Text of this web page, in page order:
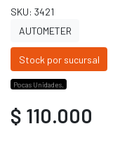
SKU: 3421
AUTOMETER
Stock por sucursal
Pocas Unidades.
$ 110.000